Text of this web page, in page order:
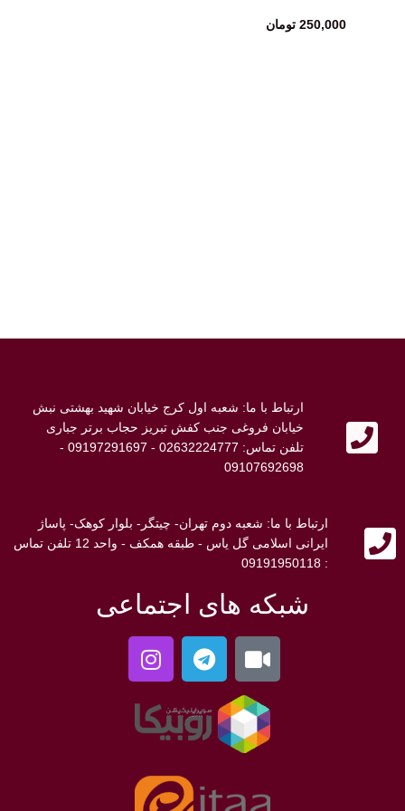
250,000 تومان
ارتباط با ما: شعبه اول کرج خیابان شهید بهشتی نبش
خیابان فروغی جنب کفش تبریز حجاب برتر جباری
تلفن تماس: 02632224777 - 09197291697 -
09107692698
ارتباط با ما: شعبه دوم تهران- چیتگر- بلوار کوهک- پاساژ
ایرانی اسلامی گل یاس - طبقه همکف - واحد 12 تلفن تماس
: 09191950118
شبکه های اجتماعی